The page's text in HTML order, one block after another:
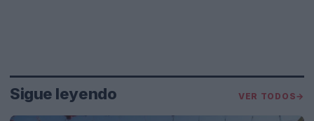
Sigue leyendo VER TODOS→